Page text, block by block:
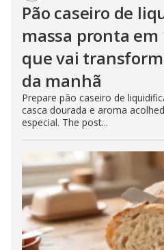
Pão caseiro de
massa pronta
que vai
da manhã
Prepare pão caseiro de
casca dourada e aroma
especial. The post...